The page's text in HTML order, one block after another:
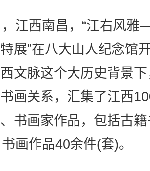
西南昌，“江右风
展”在八大山人纪念馆
文脉这个大历史背景
画关系，汇集了江西
书画家作品，包括古
画作品40余件(套)。